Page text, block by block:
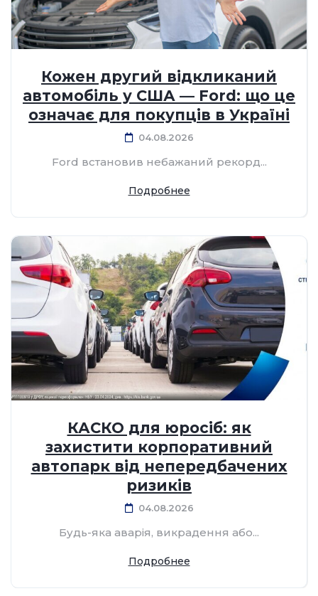
Кожен другий відкликаний
автомобіль у США — Ford: що це
означає для покупців в Україні
04.08.2026
Ford встановив небажаний рекорд...
Подробнее
КАСКО для юросіб: як
захистити корпоративний
автопарк від непередбачених
ризиків
04.08.2026
Будь-яка аварія, викрадення або...
Подробнее